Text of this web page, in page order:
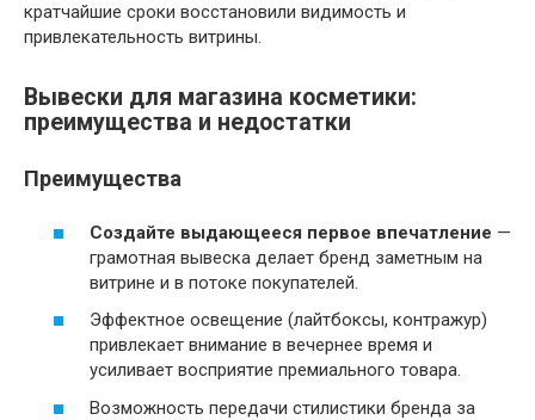
кратчайшие сроки восстановили видимость и
привлекательность витрины.
Вывески для магазина косметики:
преимущества и недостатки
Преимущества
Создайте выдающееся первое впечатление —
грамотная вывеска делает бренд заметным на
витрине и в потоке покупателей.
Эффектное освещение (лайтбоксы, контражур)
привлекает внимание в вечернее время и
усиливает восприятие премиального товара.
Возможность передачи стилистики бренда за